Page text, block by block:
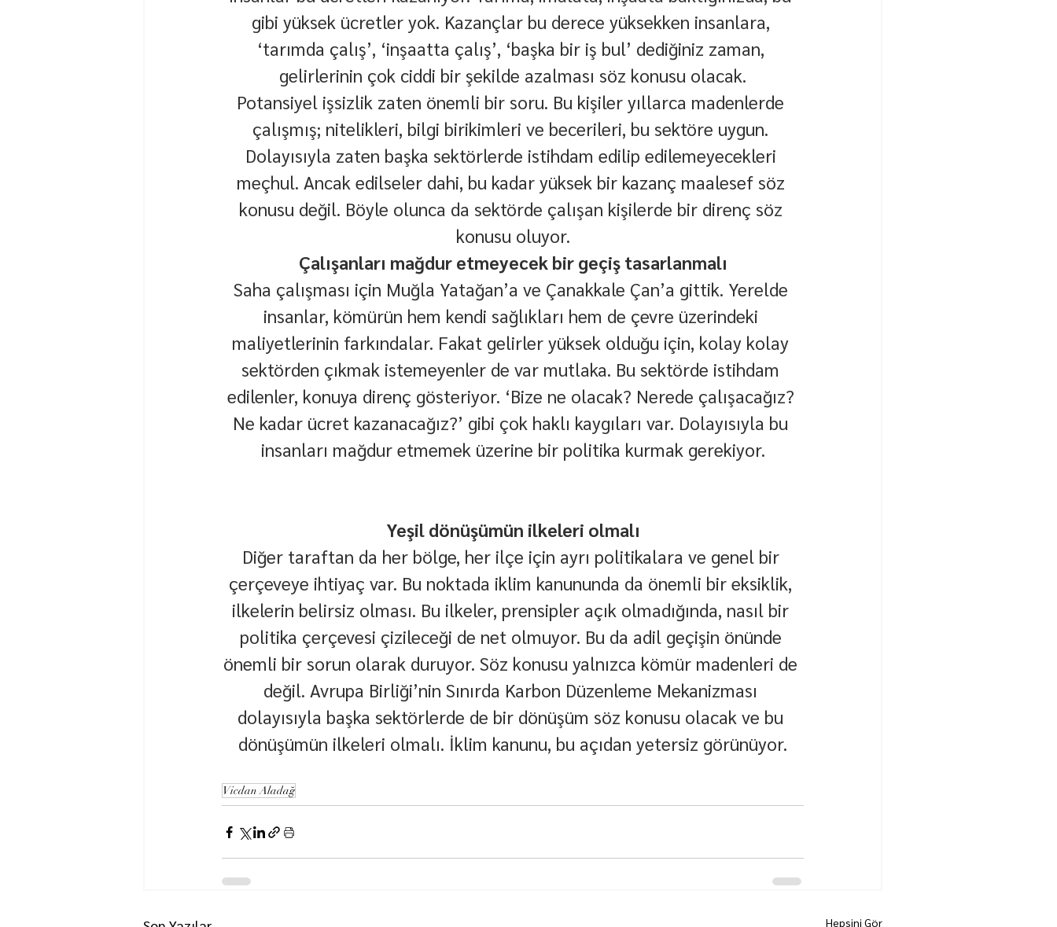
gibi yüksek ücretler yok. Kazançlar bu derece yüksekken insanlara,
‘tarımda çalış’, ‘inşaatta çalış’, ‘başka bir iş bul’ dediğiniz zaman,
gelirlerinin çok ciddi bir şekilde azalması söz konusu olacak.
Potansiyel işsizlik zaten önemli bir soru. Bu kişiler yıllarca madenlerde
çalışmış; nitelikleri, bilgi birikimleri ve becerileri, bu sektöre uygun.
Dolayısıyla zaten başka sektörlerde istihdam edilip edilemeyecekleri
meçhul. Ancak edilseler dahi, bu kadar yüksek bir kazanç maalesef söz
konusu değil. Böyle olunca da sektörde çalışan kişilerde bir direnç söz
konusu oluyor.
Çalışanları mağdur etmeyecek bir geçiş tasarlanmalı
Saha çalışması için Muğla Yatağan’a ve Çanakkale Çan’a gittik. Yerelde
insanlar, kömürün hem kendi sağlıkları hem de çevre üzerindeki
maliyetlerinin farkındalar. Fakat gelirler yüksek olduğu için, kolay kolay
sektörden çıkmak istemeyenler de var mutlaka. Bu sektörde istihdam
edilenler, konuya direnç gösteriyor. ‘Bize ne olacak? Nerede çalışacağız?
Ne kadar ücret kazanacağız?’ gibi çok haklı kaygıları var. Dolayısıyla bu
insanları mağdur etmemek üzerine bir politika kurmak gerekiyor.
Yeşil dönüşümün ilkeleri olmalı
Diğer taraftan da her bölge, her ilçe için ayrı politikalara ve genel bir
çerçeveye ihtiyaç var. Bu noktada iklim kanununda da önemli bir eksiklik,
ilkelerin belirsiz olması. Bu ilkeler, prensipler açık olmadığında, nasıl bir
politika çerçevesi çizileceği de net olmuyor. Bu da adil geçişin önünde
önemli bir sorun olarak duruyor. Söz konusu yalnızca kömür madenleri de
değil. Avrupa Birliği’nin Sınırda Karbon Düzenleme Mekanizması
dolayısıyla başka sektörlerde de bir dönüşüm söz konusu olacak ve bu
dönüşümün ilkeleri olmalı. İklim kanunu, bu açıdan yetersiz görünüyor.
Vicdan Aladağ
Hepsini Gör